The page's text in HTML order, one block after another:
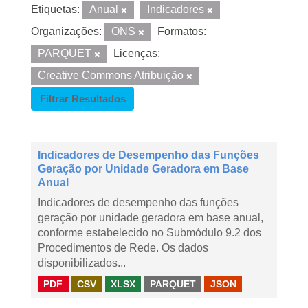
Etiquetas: Anual
Indicadores
Organizações:
ONS
Formatos:
PARQUET
Licenças:
Creative Commons Atribuição
Filtrar Resultados
Indicadores de Desempenho das Funções
Geração por Unidade Geradora em Base
Anual
Indicadores de desempenho das funções
geração por unidade geradora em base anual,
conforme estabelecido no Submódulo 9.2 dos
Procedimentos de Rede. Os dados
disponibilizados...
PDF CSV XLSX PARQUET JSON